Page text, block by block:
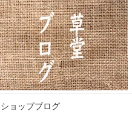
ショップブログ